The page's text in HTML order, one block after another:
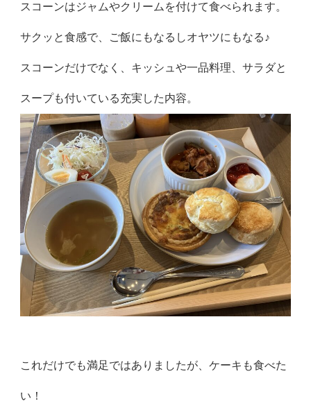
スコーンはジャムやクリームを付けて食べられます。
サクッと食感で、ご飯にもなるしオヤツにもなる♪
スコーンだけでなく、キッシュや一品料理、サラダと
スープも付いている充実した内容。
これだけでも満足ではありましたが、ケーキも食べた
い！